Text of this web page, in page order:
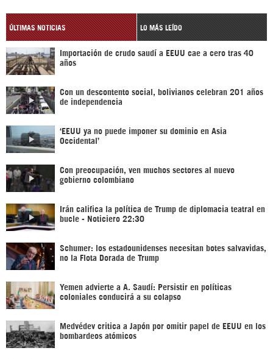
ÚLTIMAS NOTICIAS LO MÁS LEÍDO
Importación de crudo saudí a EEUU cae a cero tras 40
años
Con un descontento social, bolivianos celebran 201 años
de independencia
‘EEUU ya no puede imponer su dominio en Asia
Occidental’
Con preocupación, ven muchos sectores al nuevo
gobierno colombiano
Irán califica la política de Trump de diplomacia teatral en
bucle - Noticiero 22:30
Schumer: los estadounidenses necesitan botes salvavidas,
no la Flota Dorada de Trump
Yemen advierte a A. Saudí: Persistir en políticas
coloniales conducirá a su colapso
Medvédev critica a Japón por omitir papel de EEUU en los
bombardeos atómicos